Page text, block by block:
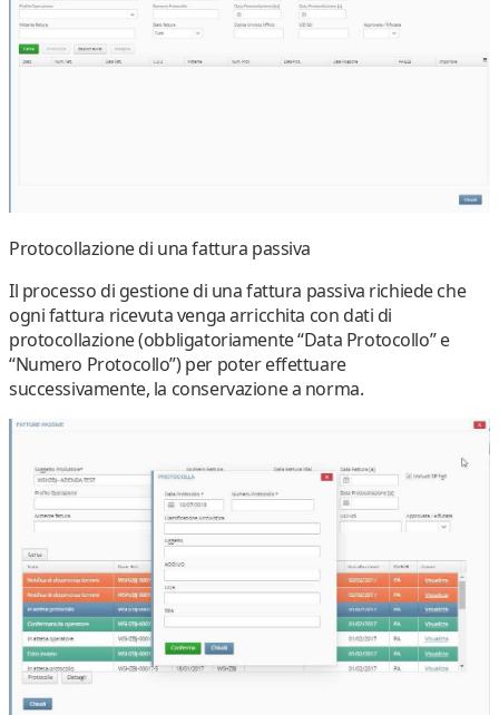
Protocollazione di una fattura passiva
Il processo di gestione di una fattura passiva richiede che
ogni fattura ricevuta venga arricchita con dati di
protocollazione (obbligatoriamente “Data Protocollo” e
“Numero Protocollo”) per poter effettuare
successivamente, la conservazione a norma.